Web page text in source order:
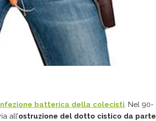
infezione batterica della colecisti. Nel 90-
all’ostruzione del dotto cistico da parte